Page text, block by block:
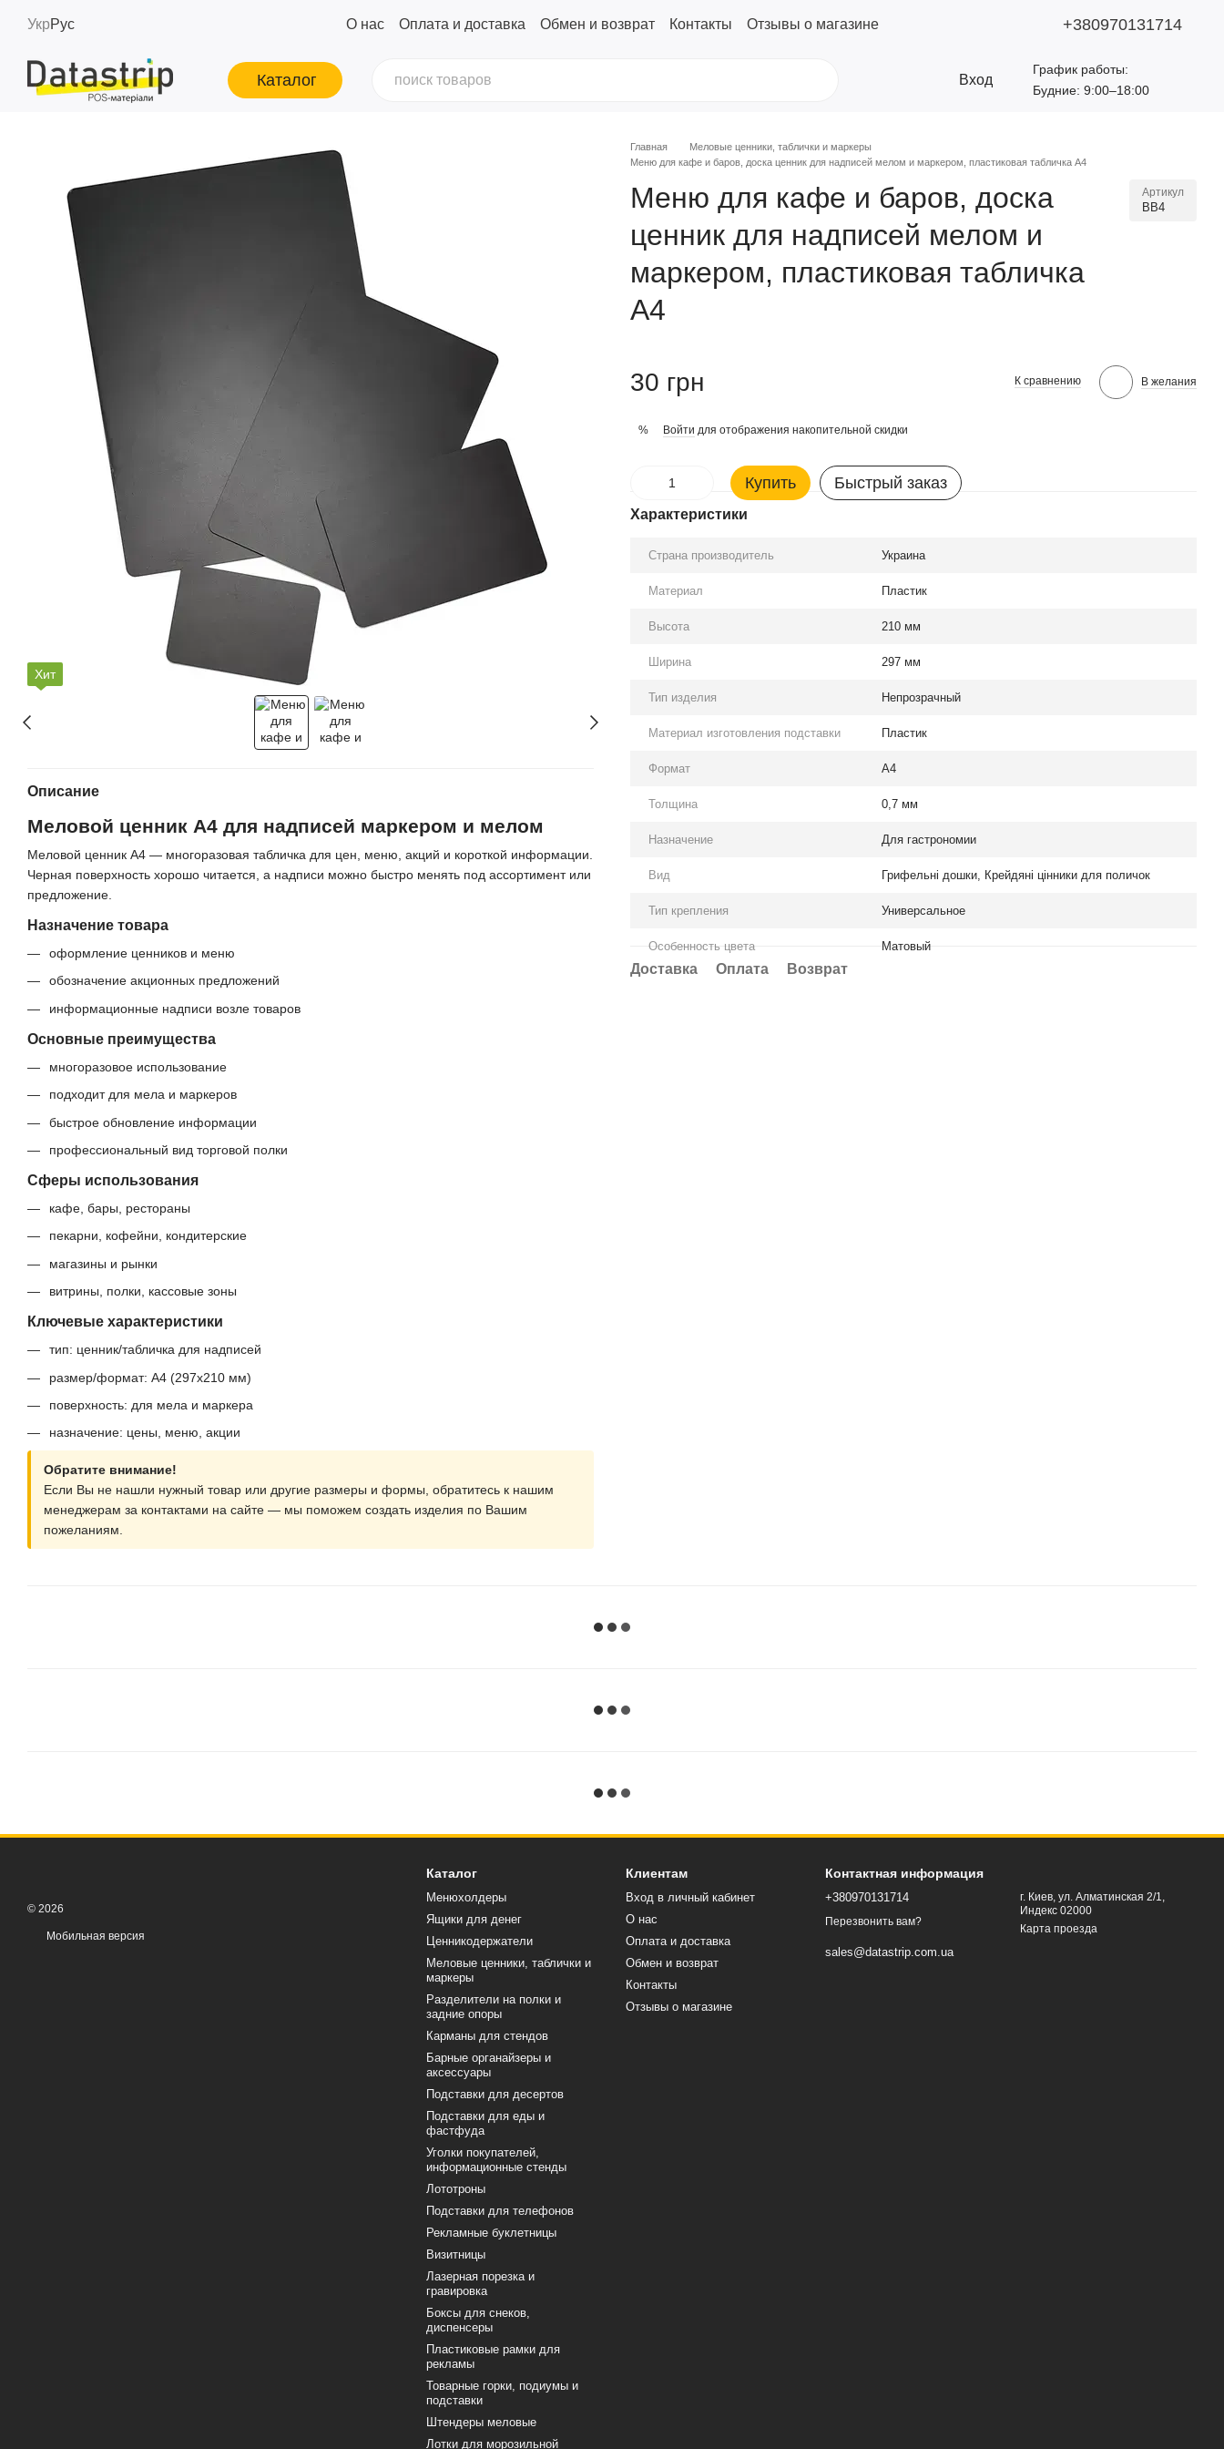
УкрРус О нас Оплата и доставка Обмен и возврат Контакты Отзывы о магазине +380970131714
Каталог Вход
График работы:
Будние: 9:00–18:00
Хит
Описание
Меловой ценник A4 для надписей маркером и мелом
Меловой ценник A4 — многоразовая табличка для цен, меню, акций и короткой информации.
Черная поверхность хорошо читается, а надписи можно быстро менять под ассортимент или
предложение.
Назначение товара
оформление ценников и меню
обозначение акционных предложений
информационные надписи возле товаров
Основные преимущества
многоразовое использование
подходит для мела и маркеров
быстрое обновление информации
профессиональный вид торговой полки
Сферы использования
кафе, бары, рестораны
пекарни, кофейни, кондитерские
магазины и рынки
витрины, полки, кассовые зоны
Ключевые характеристики
тип: ценник/табличка для надписей
размер/формат: A4 (297х210 мм)
поверхность: для мела и маркера
назначение: цены, меню, акции
Обратите внимание!
Если Вы не нашли нужный товар или другие размеры и формы, обратитесь к нашим
менеджерам за контактами на сайте — мы поможем создать изделия по Вашим
пожеланиям.
Главная
Меловые ценники, таблички и маркеры
Меню для кафе и баров, доска ценник для надписей мелом и маркером, пластиковая табличка А4
Меню для кафе и баров, доска
ценник для надписей мелом и
маркером, пластиковая табличка
А4
Артикул
BB4
30 грн К сравнению В желания
% Войти для отображения накопительной скидки
Купить Быстрый заказ
Характеристики
Страна производитель Украина
Материал Пластик
Высота 210 мм
Ширина 297 мм
Тип изделия Непрозрачный
Материал изготовления подставки Пластик
Формат A4
Толщина 0,7 мм
Назначение Для гастрономии
Вид Грифельні дошки, Крейдяні цінники для поличок
Тип крепления Универсальное
Особенность цвета Матовый
Доставка Оплата Возврат
© 2026
Мобильная версия
Каталог
Менюхолдеры
Ящики для денег
Ценникодержатели
Меловые ценники, таблички и
маркеры
Разделители на полки и
задние опоры
Карманы для стендов
Барные органайзеры и
аксессуары
Подставки для десертов
Подставки для еды и
фастфуда
Уголки покупателей,
информационные стенды
Лототроны
Подставки для телефонов
Рекламные буклетницы
Визитницы
Лазерная порезка и
гравировка
Боксы для снеков,
диспенсеры
Пластиковые рамки для
рекламы
Товарные горки, подиумы и
подставки
Штендеры меловые
Лотки для морозильной
Клиентам
Вход в личный кабинет
О нас
Оплата и доставка
Обмен и возврат
Контакты
Отзывы о магазине
Контактная информация
+380970131714
Перезвонить вам?
sales@datastrip.com.ua
г. Киев, ул. Алматинская 2/1,
Индекс 02000
Карта проезда